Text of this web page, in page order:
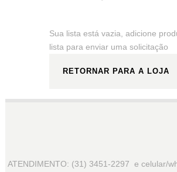
Sua lista está vazia, adicione
lista para enviar uma solicitação
RETORNAR PARA A LOJA
ATENDIMENTO: (31) 3451-2297 e celular/